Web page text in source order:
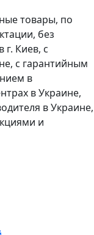
товары, по
без
г. Киев, с
с гарантийным
в
в Украине,
в Украине,
и